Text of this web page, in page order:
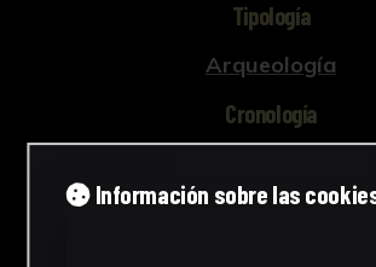
Tipología
Arqueología
Cronología
Estilo
Información sobre las